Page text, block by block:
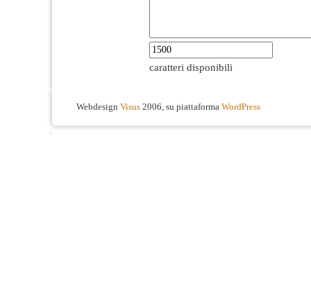
caratteri disponibili
Webdesign Visus 2006, su piattaforma WordPress